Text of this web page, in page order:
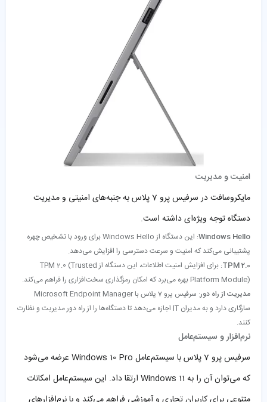
امنیت و مدیریت
مایکروسافت در سرفیس پرو 7 پلاس به جنبه‌های امنیتی و مدیریت
دستگاه توجه ویژه‌ای داشته است.
Windows Hello
: این دستگاه از Windows Hello برای ورود با تشخیص چهره
پشتیبانی می‌کند که امنیت و سرعت دسترسی را افزایش می‌دهد.
TPM 2.0
: برای افزایش امنیت اطلاعات، این دستگاه از TPM 2.0 (Trusted
Platform Module) بهره می‌برد که امکان رمزگذاری سخت‌افزاری را فراهم می‌کند.
مدیریت از راه دور
: سرفیس پرو 7 پلاس با Microsoft Endpoint Manager
سازگاری دارد و به مدیران IT اجازه می‌دهد تا دستگاه‌ها را از راه دور مدیریت و نظارت
کنند.
نرم‌افزار و سیستم‌عامل
سرفیس پرو 7 پلاس با سیستم‌عامل Windows 10 Pro عرضه می‌شود
که می‌توان آن را به Windows 11 ارتقا داد. این سیستم‌عامل امکانات